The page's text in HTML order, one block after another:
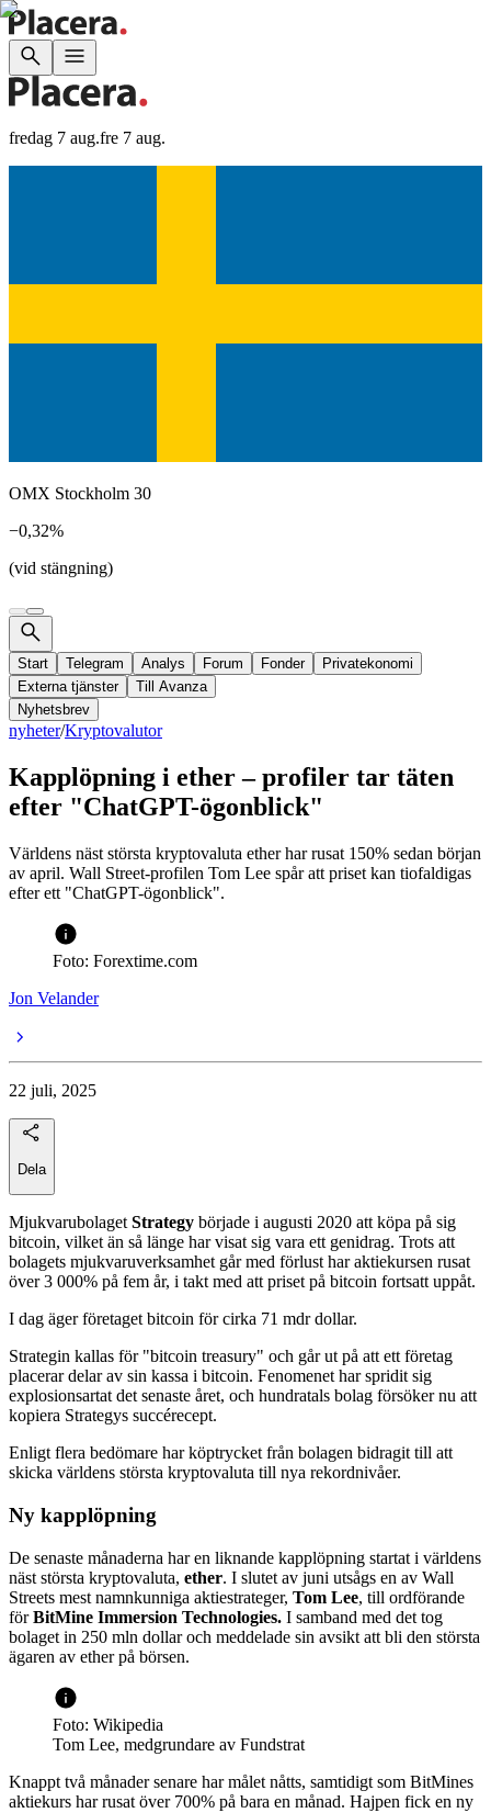
fredag 7 aug.fre 7 aug.
OMX Stockholm 30
−0,32%
(vid stängning)
Start Telegram Analys Forum Fonder
Privatekonomi
Externa tjänster
Till Avanza
Nyhetsbrev
nyheter/Kryptovalutor
Kapplöpning i ether – profiler tar täten
efter "ChatGPT-ögonblick"
Världens näst största kryptovaluta ether har rusat 150% sedan början
av april. Wall Street-profilen Tom Lee spår att priset kan tiofaldigas
efter ett "ChatGPT-ögonblick".
Foto: Forextime.com
Jon Velander
22 juli, 2025
Dela
MjukvarubolagetStrategy började i augusti 2020 att köpa på sig
bitcoin, vilket än så länge har visat sig vara ett genidrag. Trots att
bolagets mjukvaruverksamhet går med förlust har aktiekursen rusat
över 3 000% på fem år, i takt med att priset på bitcoin fortsatt uppåt.
I dag äger företaget bitcoin för cirka 71 mdr dollar.
Strategin kallas för "bitcoin treasury" och går ut på att ett företag
placerar delar av sin kassa i bitcoin. Fenomenet har spridit sig
explosionsartat det senaste året, och hundratals bolag försöker nu att
kopiera Strategys succérecept.
Enligt flera bedömare har köptrycket från bolagen bidragit till att
skicka världens största kryptovaluta till nya rekordnivåer.
Ny kapplöpning
De senaste månaderna har en liknande kapplöpning startat i världens
näst största kryptovaluta, ether. I slutet av juni utsågs en av Wall
Streets mest namnkunniga aktiestrateger, Tom Lee, till ordförande
förBitMine Immersion Technologies. I samband med det tog
bolaget in 250 mln dollar och meddelade sin avsikt att bli den största
ägaren av ether på börsen.
Foto: Wikipedia
Tom Lee, medgrundare av Fundstrat
Knappt två månader senare har målet nåtts, samtidigt som BitMines
aktiekurs har rusat över 700% på bara en månad. Hajpen fick en ny